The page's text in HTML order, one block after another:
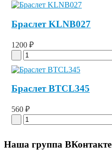
Браслет KLNB027
1200 ₽
Браслет BTCL345
560 ₽
Наша группа ВКонтакте